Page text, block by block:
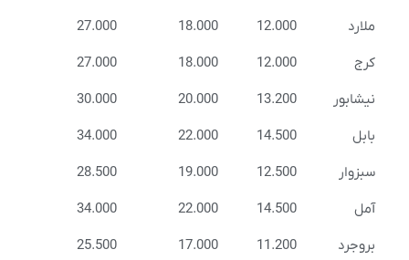
ملارد
12.000
18.000
27.000
کرج
12.000
18.000
27.000
نیشابور
13.200
20.000
30.000
بابل
14.500
22.000
34.000
سبزوار
12.500
19.000
28.500
آمل
14.500
22.000
34.000
بروجرد
11.200
17.000
25.500